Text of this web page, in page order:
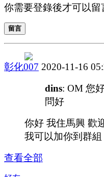
你需要登錄後才可以留
留言
彰化007 2020-11-16
dins: OM 您
問好
你好 我住馬興 歡
我可以加你到群組
查看全部